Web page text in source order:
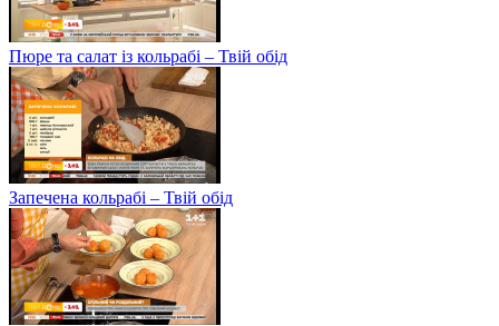
Пюре та салат із кольрабі – Твій обід
Запечена кольрабі – Твій обід